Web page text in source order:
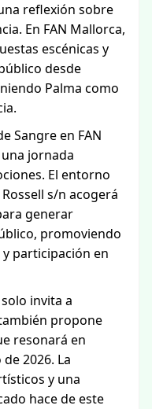
reflexión sobre
En FAN Mallorca,
escénicas y
desde
Palma como
Sangre en FAN
jornada
El entorno
s/n acogerá
generar
promoviendo
participación en
invita a
propone
resonará en
2026. La
y una
hace de este